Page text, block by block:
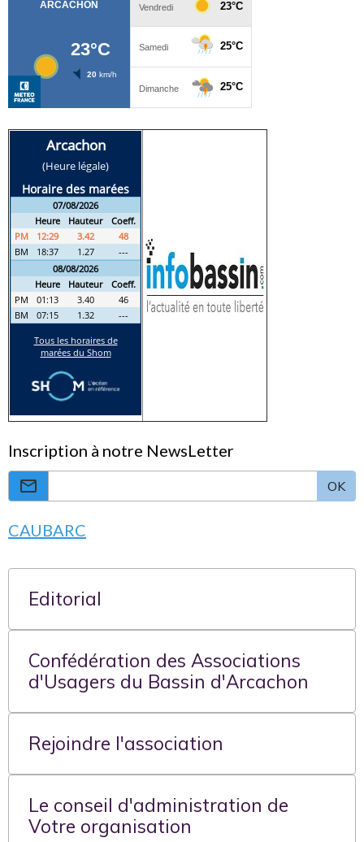
Inscription à notre NewsLetter
OK
CAUBARC
Editorial
Confédération des Associations
d'Usagers du Bassin d'Arcachon
Rejoindre l'association
Le conseil d'administration de
Votre organisation